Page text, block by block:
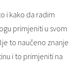
i kako da radim
primjeniti u svom
to naučeno znanje
i to primjeniti na